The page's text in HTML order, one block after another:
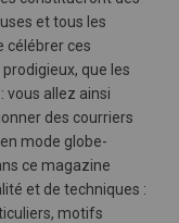
et tous les
célébrer ces
que les
vous allez ainsi
des courriers
mode globe-
ce magazine
et de techniques :
motifs